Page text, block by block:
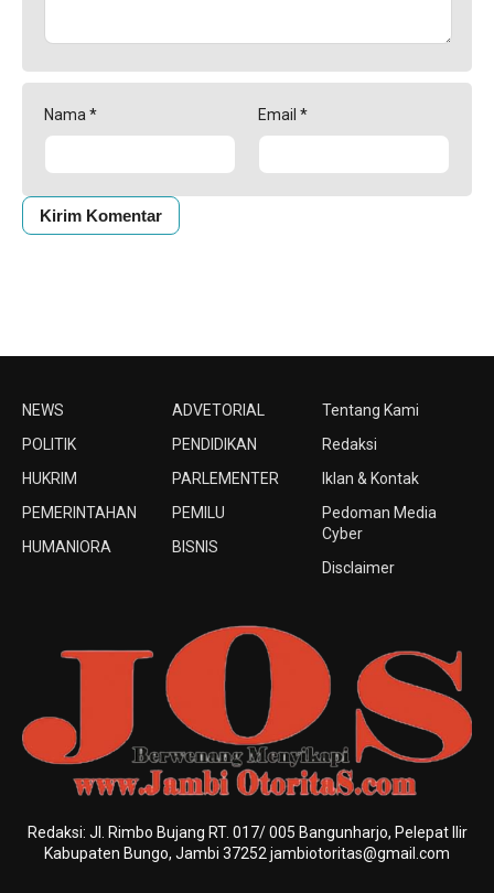
Nama * Email *
NEWS
POLITIK
HUKRIM
PEMERINTAHAN
HUMANIORA
ADVETORIAL
PENDIDIKAN
PARLEMENTER
PEMILU
BISNIS
Tentang Kami
Redaksi
Iklan & Kontak
Pedoman Media
Cyber
Disclaimer
Redaksi: Jl. Rimbo Bujang RT. 017/ 005 Bangunharjo, Pelepat Ilir
Kabupaten Bungo, Jambi 37252 jambiotoritas@gmail.com